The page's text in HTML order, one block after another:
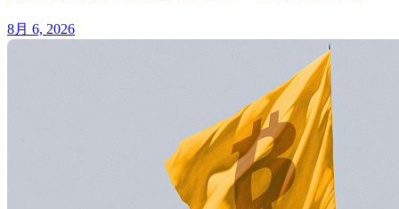
8月 6, 2026